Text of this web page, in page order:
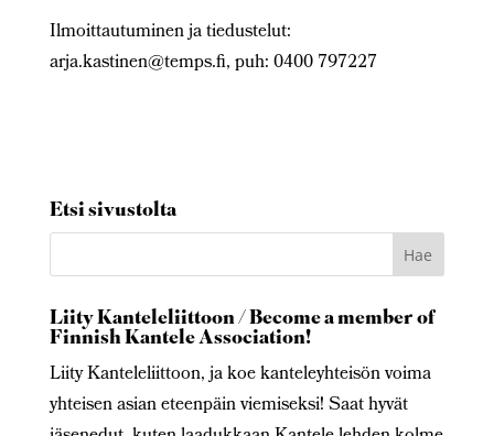
Ilmoittautuminen ja tiedustelut:
arja.kastinen@temps.fi, puh: 0400 797227
Etsi sivustolta
Liity Kanteleliittoon / Become a member of
Finnish Kantele Association!
Liity Kanteleliittoon, ja koe kanteleyhteisön voima
yhteisen asian eteenpäin viemiseksi! Saat hyvät